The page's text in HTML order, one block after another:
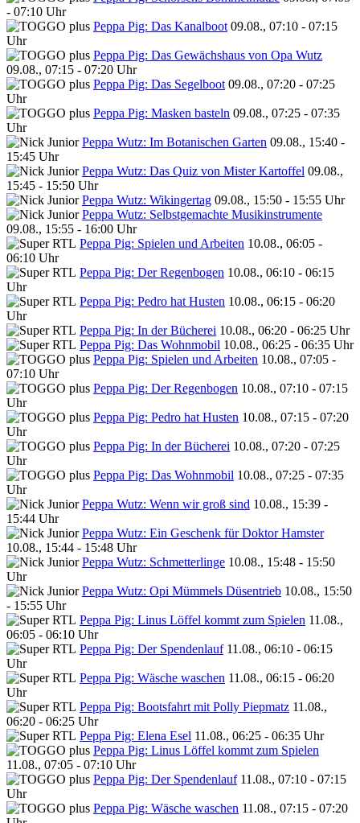
- 07:10 Uhr
Peppa Pig: Das Kanalboot 09.08., 07:10 - 07:15
Uhr
Peppa Pig: Das Gewächshaus von Opa Wutz
09.08., 07:15 - 07:20 Uhr
Peppa Pig: Das Segelboot 09.08., 07:20 - 07:25
Uhr
Peppa Pig: Masken basteln 09.08., 07:25 - 07:35
Uhr
Peppa Wutz: Im Botanischen Garten 09.08., 15:40 -
15:45 Uhr
Peppa Wutz: Das Quiz von Mister Kartoffel 09.08.,
15:45 - 15:50 Uhr
Peppa Wutz: Wikingertag 09.08., 15:50 - 15:55 Uhr
Peppa Wutz: Selbstgemachte Musikinstrumente
09.08., 15:55 - 16:00 Uhr
Peppa Pig: Spielen und Arbeiten 10.08., 06:05 -
06:10 Uhr
Peppa Pig: Der Regenbogen 10.08., 06:10 - 06:15
Uhr
Peppa Pig: Pedro hat Husten 10.08., 06:15 - 06:20
Uhr
Peppa Pig: In der Bücherei 10.08., 06:20 - 06:25 Uhr
Peppa Pig: Das Wohnmobil 10.08., 06:25 - 06:35 Uhr
Peppa Pig: Spielen und Arbeiten 10.08., 07:05 -
07:10 Uhr
Peppa Pig: Der Regenbogen 10.08., 07:10 - 07:15
Uhr
Peppa Pig: Pedro hat Husten 10.08., 07:15 - 07:20
Uhr
Peppa Pig: In der Bücherei 10.08., 07:20 - 07:25
Uhr
Peppa Pig: Das Wohnmobil 10.08., 07:25 - 07:35
Uhr
Peppa Wutz: Wenn wir groß sind 10.08., 15:39 -
15:44 Uhr
Peppa Wutz: Ein Geschenk für Doktor Hamster
10.08., 15:44 - 15:48 Uhr
Peppa Wutz: Schmetterlinge 10.08., 15:48 - 15:50
Uhr
Peppa Wutz: Opi Mümmels Düsentrieb 10.08., 15:50
- 15:55 Uhr
Peppa Pig: Linus Löffel kommt zum Spielen 11.08.,
06:05 - 06:10 Uhr
Peppa Pig: Der Spendenlauf 11.08., 06:10 - 06:15
Uhr
Peppa Pig: Wäsche waschen 11.08., 06:15 - 06:20
Uhr
Peppa Pig: Bootsfahrt mit Polly Piepmatz 11.08.,
06:20 - 06:25 Uhr
Peppa Pig: Elena Esel 11.08., 06:25 - 06:35 Uhr
Peppa Pig: Linus Löffel kommt zum Spielen
11.08., 07:05 - 07:10 Uhr
Peppa Pig: Der Spendenlauf 11.08., 07:10 - 07:15
Uhr
Peppa Pig: Wäsche waschen 11.08., 07:15 - 07:20